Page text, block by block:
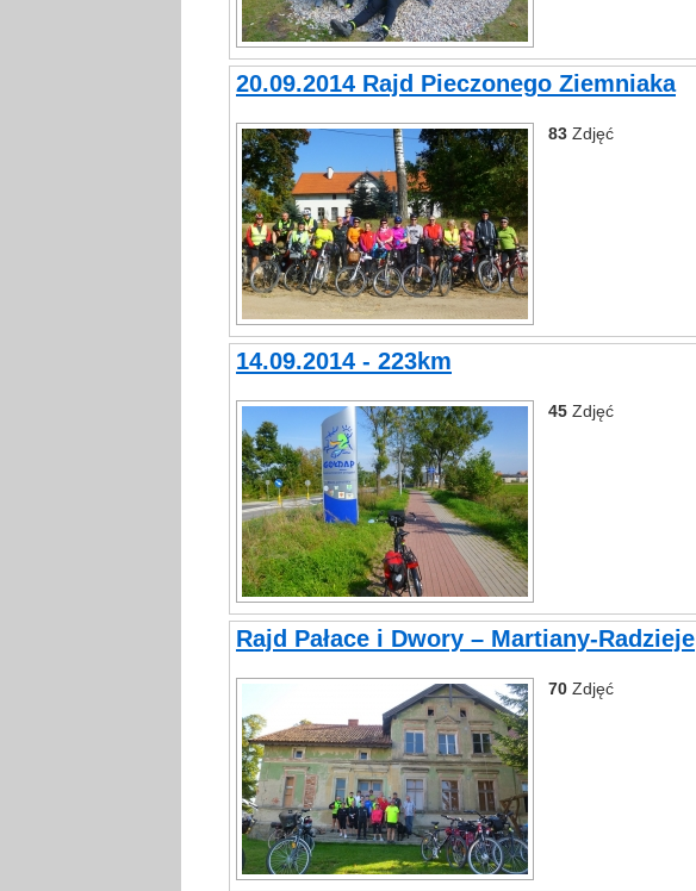
20.09.2014 Rajd Pieczonego Ziemniaka
83 Zdjęć
14.09.2014 - 223km
45 Zdjęć
Rajd Pałace i Dwory – Martiany-Radzieje
70 Zdjęć